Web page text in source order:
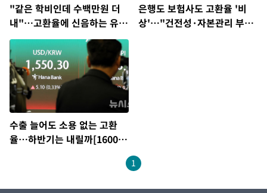
"같은 학비인데 수백만원 더
내"…고환율에 신음하는 유학
생들[1600원 환율 오나①]
은행도 보험사도 고환율 '비
상'…"건전성·자본관리 부담
수출 늘어도 소용 없는 고환
율…하반기는 내릴까[1600원
1